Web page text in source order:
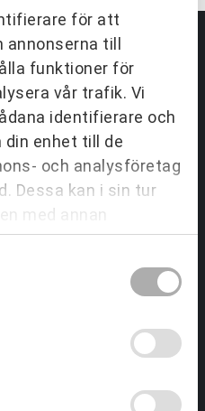
för att
till
funktioner för
vår trafik. Vi
identifierare och
enhet till de
och analysföretag
Dessa kan i sin tur
med annan
tillhandahållit eller
du har använt deras